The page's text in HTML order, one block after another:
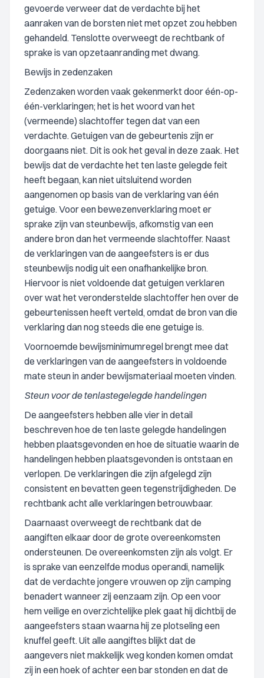
gevoerde verweer dat de verdachte bij het
aanraken van de borsten niet met opzet zou hebben
gehandeld. Tenslotte overweegt de rechtbank of
sprake is van opzetaanranding met dwang.
Bewijs in zedenzaken
Zedenzaken worden vaak gekenmerkt door één-op-
één-verklaringen; het is het woord van het
(vermeende) slachtoffer tegen dat van een
verdachte. Getuigen van de gebeurtenis zijn er
doorgaans niet. Dit is ook het geval in deze zaak. Het
bewijs dat de verdachte het ten laste gelegde feit
heeft begaan, kan niet uitsluitend worden
aangenomen op basis van de verklaring van één
getuige. Voor een bewezenverklaring moet er
sprake zijn van steunbewijs, afkomstig van een
andere bron dan het vermeende slachtoffer. Naast
de verklaringen van de aangeefsters is er dus
steunbewijs nodig uit een onafhankelijke bron.
Hiervoor is niet voldoende dat getuigen verklaren
over wat het veronderstelde slachtoffer hen over de
gebeurtenissen heeft verteld, omdat de bron van die
verklaring dan nog steeds die ene getuige is.
Voornoemde bewijsminimumregel brengt mee dat
de verklaringen van de aangeefsters in voldoende
mate steun in ander bewijsmateriaal moeten vinden.
Steun voor de tenlastegelegde handelingen
De aangeefsters hebben alle vier in detail
beschreven hoe de ten laste gelegde handelingen
hebben plaatsgevonden en hoe de situatie waarin de
handelingen hebben plaatsgevonden is ontstaan en
verlopen. De verklaringen die zijn afgelegd zijn
consistent en bevatten geen tegenstrijdigheden. De
rechtbank acht alle verklaringen betrouwbaar.
Daarnaast overweegt de rechtbank dat de
aangiften elkaar door de grote overeenkomsten
ondersteunen. De overeenkomsten zijn als volgt. Er
is sprake van eenzelfde modus operandi, namelijk
dat de verdachte jongere vrouwen op zijn camping
benadert wanneer zij eenzaam zijn. Op een voor
hem veilige en overzichtelijke plek gaat hij dichtbij de
aangeefsters staan waarna hij ze plotseling een
knuffel geeft. Uit alle aangiftes blijkt dat de
aangevers niet makkelijk weg konden komen omdat
zij in een hoek of achter een bar stonden en dat de